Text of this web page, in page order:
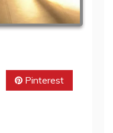
Pinterest